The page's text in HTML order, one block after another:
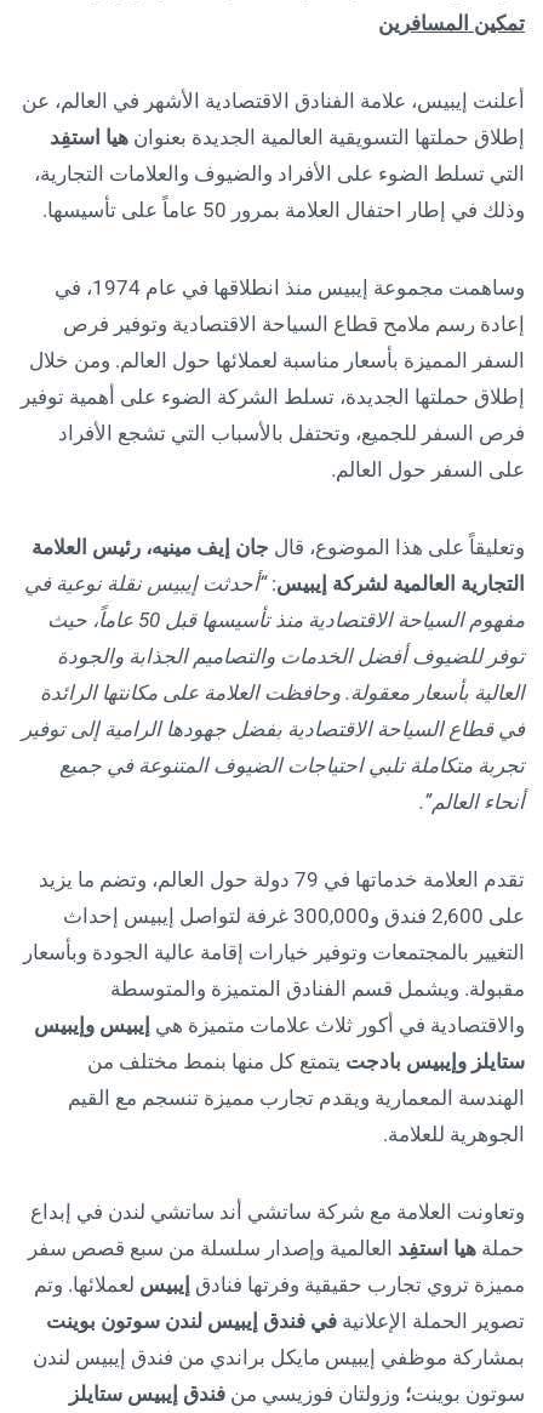
تمكين المسافرين
أعلنت إيبيس، علامة الفنادق الاقتصادية الأشهر في العالم، عن
إطلاق حملتها التسويقية العالمية الجديدة بعنوان هيا استفِد
التي تسلط الضوء على الأفراد والضيوف والعلامات التجارية،
وذلك في إطار احتفال العلامة بمرور 50 عاماً على تأسيسها.
وساهمت مجموعة إيبيس منذ انطلاقها في عام 1974، في
إعادة رسم ملامح قطاع السياحة الاقتصادية وتوفير فرص
السفر المميزة بأسعار مناسبة لعملائها حول العالم. ومن خلال
إطلاق حملتها الجديدة، تسلط الشركة الضوء على أهمية توفير
فرص السفر للجميع، وتحتفل بالأسباب التي تشجع الأفراد
على السفر حول العالم.
وتعليقاً على هذا الموضوع، قال جان إيف مينيه، رئيس العلامة
التجارية العالمية لشركة إيبيس:“أحدثت إيبيس نقلة نوعية في
مفهوم السياحة الاقتصادية منذ تأسيسها قبل 50 عاماً، حيث
توفر للضيوف أفضل الخدمات والتصاميم الجذابة والجودة
العالية بأسعار معقولة. وحافظت العلامة على مكانتها الرائدة
في قطاع السياحة الاقتصادية بفضل جهودها الرامية إلى توفير
تجربة متكاملة تلبي احتياجات الضيوف المتنوعة في جميع
أنحاء العالم”.
تقدم العلامة خدماتها في 79 دولة حول العالم، وتضم ما يزيد
على 2,600 فندق و300,000 غرفة لتواصل إيبيس إحداث
التغيير بالمجتمعات وتوفير خيارات إقامة عالية الجودة وبأسعار
مقبولة. ويشمل قسم الفنادق المتميزة والمتوسطة
والاقتصادية في أكور ثلاث علامات متميزة هي إيبيس وإيبيس
ستايلز وإيبيس بادجت يتمتع كل منها بنمط مختلف من
الهندسة المعمارية ويقدم تجارب مميزة تنسجم مع القيم
الجوهرية للعلامة.
وتعاونت العلامة مع شركة ساتشي أند ساتشي لندن في إبداع
حملة هيا استفِد العالمية وإصدار سلسلة من سبع قصص سفر
مميزة تروي تجارب حقيقية وفرتها فنادق إيبيس لعملائها. وتم
تصوير الحملة الإعلانية في فندق إيبيس لندن سوتون بوينت
بمشاركة موظفي إيبيس مايكل براندي من فندق إيبيس لندن
سوتون بوينت؛ وزولتان فوزيسي من فندق إيبيس ستايلز